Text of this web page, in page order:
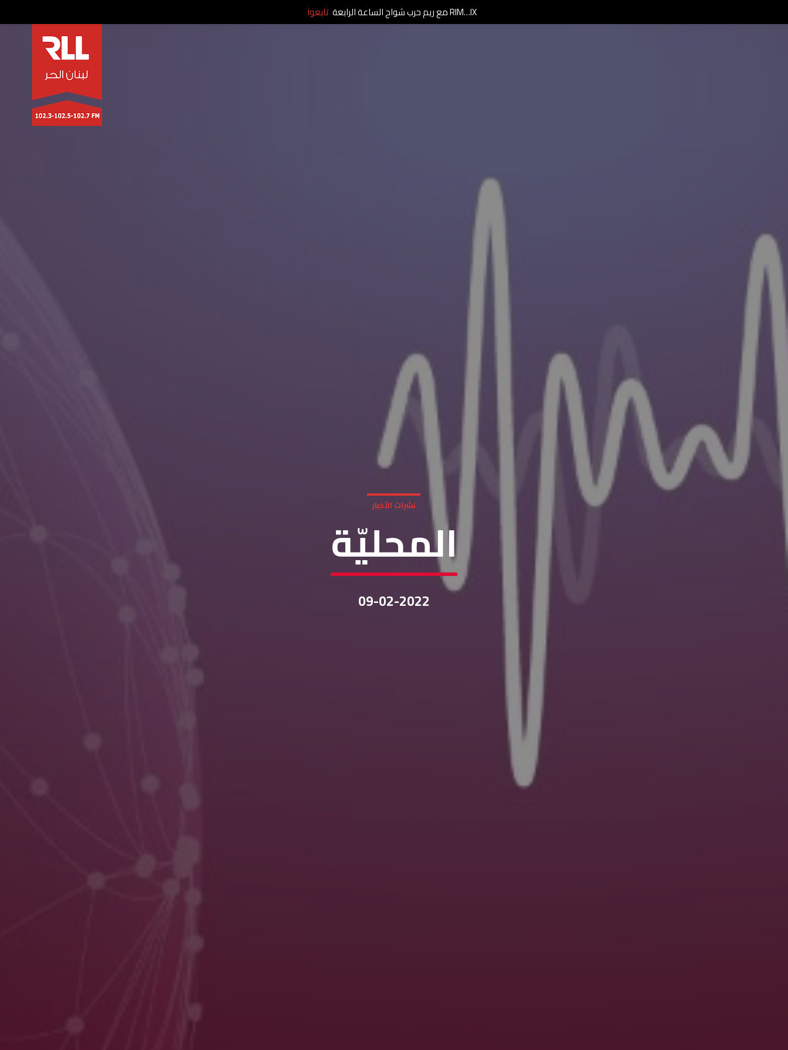
نشرات الأخبار
المحليّة
09-02-2022
RIM…IX مع ريم حرب شواح الساعة الرابعة تابعوا